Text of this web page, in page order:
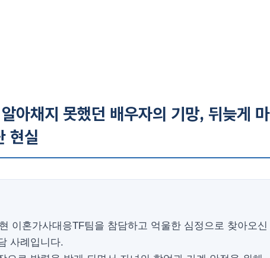
아채지 못했던 배우자의 기망, 뒤늦게 마
현실
이혼가사대응TF팀을 참담하고 억울한 심정으로 찾아오신
사례입니다.